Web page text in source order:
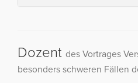
Dozent des Vortrages
besonders schweren Fällen